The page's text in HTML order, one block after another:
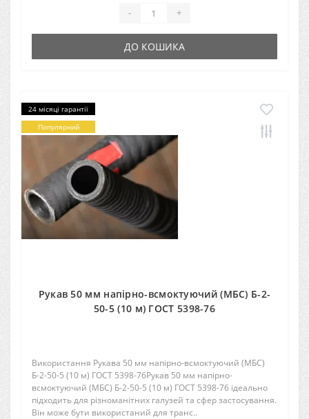
- +
ДО КОШИКА
24 місяці гарантії
Популярний
Рукав 50 мм напірно-всмоктуючий (МБС) Б-2-
50-5 (10 м) ГОСТ 5398-76
Використання Рукава 50 мм напірно-всмоктуючий (МБС)
Б-2-50-5 (10 м) ГОСТ 5398-76Рукав 50 мм напірно-
всмоктуючий (МБС) Б-2-50-5 (10 м) ГОСТ 5398-76 ідеально
підходить для різноманітних галузей та сфер застосування.
Він може бути використаний для транс..